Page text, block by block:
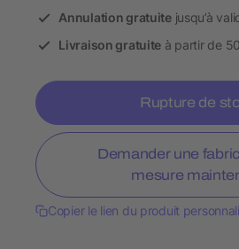
Annulation gratuitejusqu’à
Livraison gratuite à partir de
Rupture de
Demander une
mesure
Copier le lien du produit